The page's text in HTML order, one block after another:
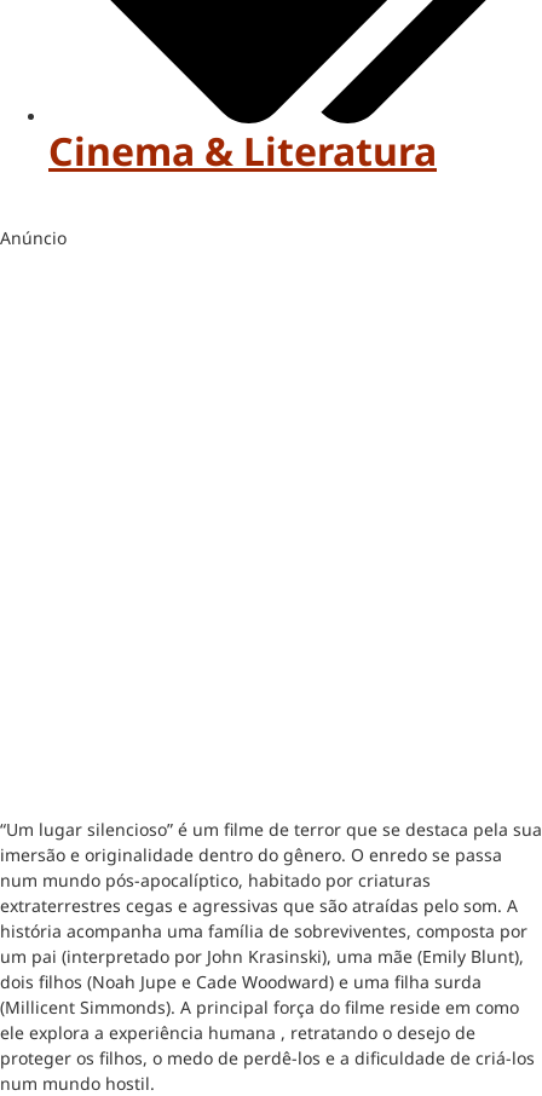
Cinema & Literatura
Anúncio
“Um lugar silencioso” é um filme de terror que se destaca pela sua
imersão e originalidade dentro do gênero. O enredo se passa
num mundo pós-apocalíptico, habitado por criaturas
extraterrestres cegas e agressivas que são atraídas pelo som. A
história acompanha uma família de sobreviventes, composta por
um pai (interpretado por John Krasinski), uma mãe (Emily Blunt),
dois filhos (Noah Jupe e Cade Woodward) e uma filha surda
(Millicent Simmonds). A principal força do filme reside em como
ele explora a experiência humana , retratando o desejo de
proteger os filhos, o medo de perdê-los e a dificuldade de criá-los
num mundo hostil.